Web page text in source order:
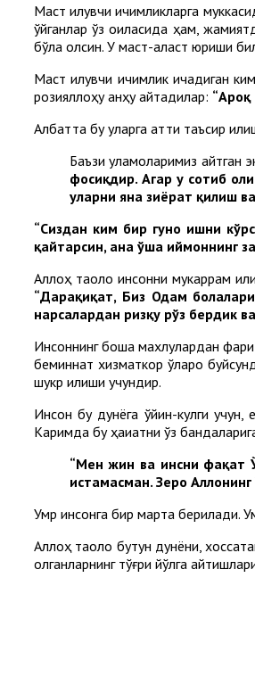
Маст қилувчи ичимликларга
қўйганлар ўз оиласида ҳам,
бўла олсин. У маст-аласт юриши
Маст қилувчи ичимлик ичадиган
розияллоҳу анҳу айтадилар: “Ароқ
Албатта бу уларга қаттиқ таъсир
Баъзи уламоларимиз айтган
фосиқдир. Агар у сотиб
уларни яна зиёрат қилиш
“Сиздан ким бир гуноҳ ишни
қайтарсин, ана ўша иймоннинг
Аллоҳ таоло инсонни мукаррам
“Дарҳақиқат, Биз Одам
нарсалардан ризқу рўз бердик
Инсоннинг бошқа махлуқлардан
беминнат хизматкор ўлароқ
шукр қилиши учундир.
Инсон бу дунёга ўйин-кулги
Каримда бу ҳақиқатни ўз
“Мен жин ва инсни фақат
истамасман. Зеро Аллоҳнинг
Умр инсонга бир марта берилади.
Аллоҳ таоло бутун дунёни,
қолганларнинг тўғри йўлга